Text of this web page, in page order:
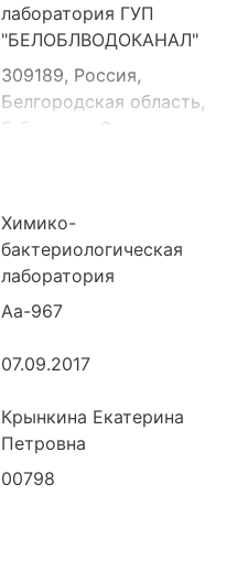
лаборатория ГУП
"БЕЛОБЛВОДОКАНАЛ"
309189, Россия,
Белгородская область,
Губкин, ул. Советская,
Губкин г, территория
городских очистных
сооружений
Химико-
бактериологическая
лаборатория
Аа-967
07.09.2017
Крынкина Екатерина
Петровна
00798